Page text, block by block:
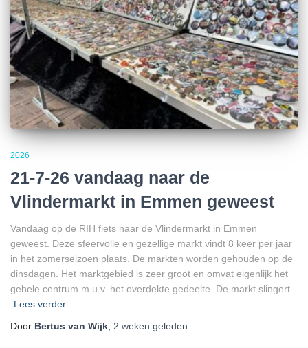
2026
21-7-26 vandaag naar de
Vlindermarkt in Emmen geweest
Vandaag op de RIH fiets naar de Vlindermarkt in Emmen
geweest. Deze sfeervolle en gezellige markt vindt 8 keer per jaar
in het zomerseizoen plaats. De markten worden gehouden op de
dinsdagen. Het marktgebied is zeer groot en omvat eigenlijk het
gehele centrum m.u.v. het overdekte gedeelte. De markt slingert
Lees verder
Door Bertus van Wijk, 2 weken geleden